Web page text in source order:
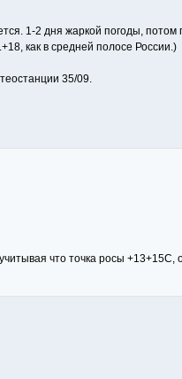
1-2 дня жаркой погоды,
как в средней полосе России.)
35/09.
что точка росы